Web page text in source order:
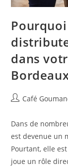
dans
Café
Dans de
est devenue un
Pourtant, elle
joue un rôle